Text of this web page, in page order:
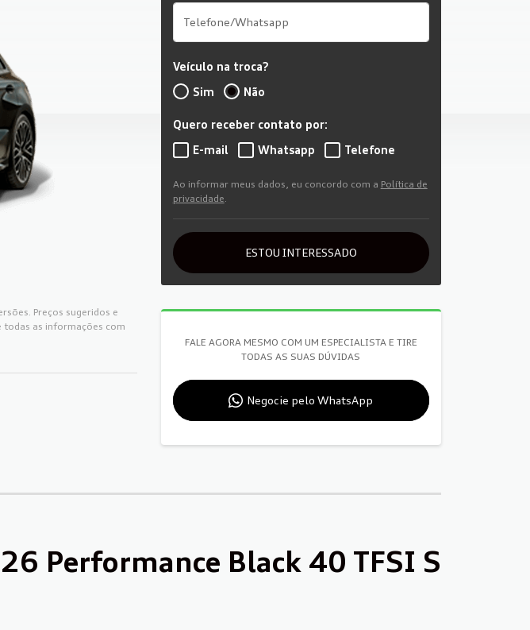
Preços sugeridos e
todas as informações com
Veículo na troca?
Sim
Não
Quero receber contato por:
E-mail
Whatsapp Telefone
Ao informar meus dados, eu concordo com a Política de
privacidade.
ESTOU INTERESSADO
FALE AGORA MESMO COM UM ESPECIALISTA E TIRE
TODAS AS SUAS DÚVIDAS
Negocie pelo WhatsApp
Performance Black 40 TFSI S